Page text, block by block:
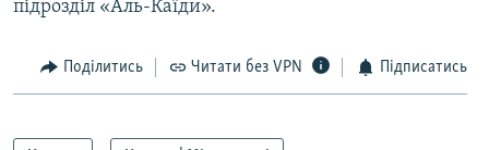
підрозділ «Аль-Каїди».
Поділитись Читати без VPN Підписатись